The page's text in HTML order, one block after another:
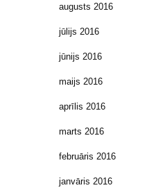
augusts 2016
jūlijs 2016
jūnijs 2016
maijs 2016
aprīlis 2016
marts 2016
februāris 2016
janvāris 2016